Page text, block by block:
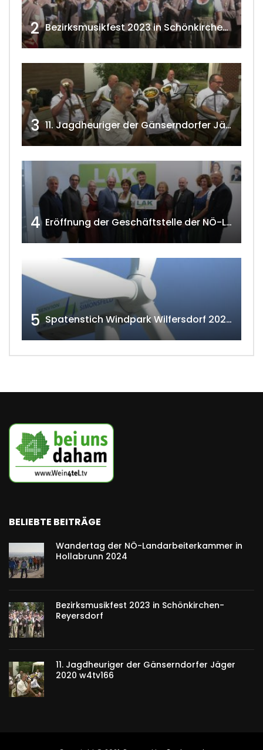
2 Bezirksmusikfest 2023 in Schönkirchen-Reyersdorf
3 11. Jagdheuriger der Gänserndorfer Jäger 2020 w4tv166
4 Eröffnung der Geschäftstelle der NÖ-Landarbeiterkammer in Mistelbach w4tv174
5 Spatenstich Windpark Wilfersdorf 2023 w4tv177
BELIEBTE BEITRÄGE
Wandertag der NÖ-Landarbeiterkammer in
Hollabrunn 2024
Bezirksmusikfest 2023 in Schönkirchen-
Reyersdorf
11. Jagdheuriger der Gänserndorfer Jäger
2020 w4tv166